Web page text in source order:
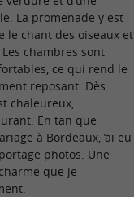
La promenade y est
le chant des oiseaux et
chambres sont
ce qui rend le
reposant. Dès
chaleureux,
En tan que
à Bordeaux, ’ai eu
photos. Une
que je